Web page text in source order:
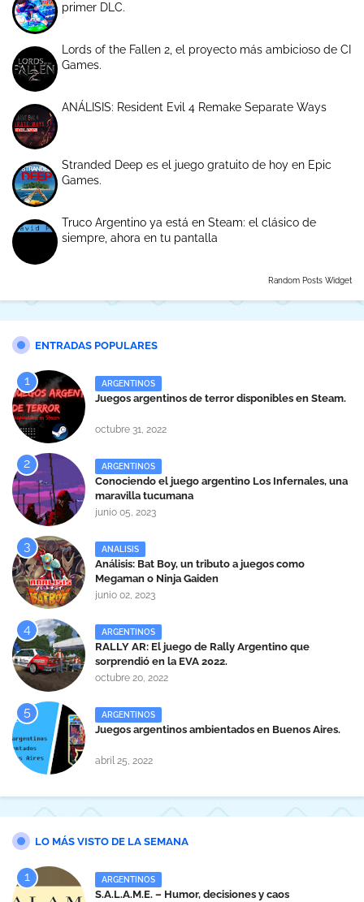
primer DLC.
Lords of the Fallen 2, el proyecto más ambicioso de CI
Games.
ANÁLISIS: Resident Evil 4 Remake Separate Ways
Stranded Deep es el juego gratuito de hoy en Epic
Games.
Truco Argentino ya está en Steam: el clásico de
siempre, ahora en tu pantalla
Random Posts Widget
ENTRADAS POPULARES
ARGENTINOS
Juegos argentinos de terror disponibles en Steam.
octubre 31, 2022
ARGENTINOS
Conociendo el juego argentino Los Infernales, una
maravilla tucumana
junio 05, 2023
ANALISIS
Análisis: Bat Boy, un tributo a juegos como
Megaman o Ninja Gaiden
junio 02, 2023
ARGENTINOS
RALLY AR: El juego de Rally Argentino que
sorprendió en la EVA 2022.
octubre 20, 2022
ARGENTINOS
Juegos argentinos ambientados en Buenos Aires.
abril 25, 2022
LO MÁS VISTO DE LA SEMANA
ARGENTINOS
S.A.L.A.M.E. – Humor, decisiones y caos